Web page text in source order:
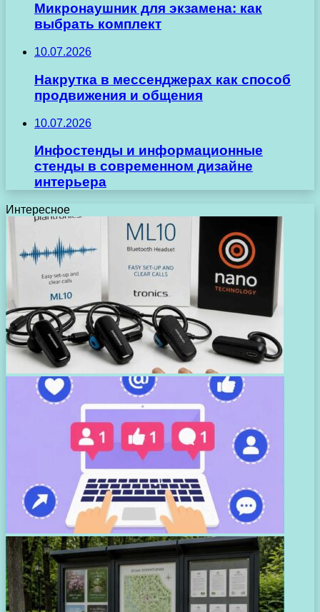
Микронаушник для экзамена: как
выбрать комплект
10.07.2026
Накрутка в мессенджерах как способ
продвижения и общения
10.07.2026
Инфостенды и информационные
стенды в современном дизайне
интерьера
Интересное